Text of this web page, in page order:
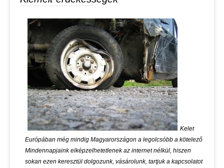
Kelet
Európában még mindig Magyarországon a legolcsóbb a kötelező
Mindennapjaink elképzelhetetlenek az internet nélkül, hiszen
sokan ezen keresztül dolgozunk, vásárolunk, tartjuk a kapcsolatot